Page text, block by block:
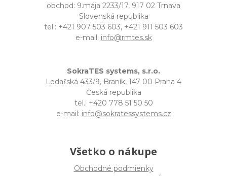
obchod: 9.mája 2233/17, 917 02 Trnava
Slovenská republika
tel.: +421 907 503 603, +421 911 503 603
e-mail: info@rmtes.sk
SokraTES systems, s.r.o.
Ledařská 433/9, Braník, 147 00 Praha 4
Česká republika
tel.: +420 778 51 50 50
e-mail: info@sokratessystems.cz
Všetko o nákupe
Obchodné podmienky